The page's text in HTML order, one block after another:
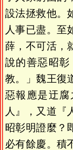
設法拯救他。
人事已盡。至
薛，不可活，
說的善惡昭
教。」魏王復
惡報應是迂
人』，又道『
昭彰明證麼？
必有餘慶。積